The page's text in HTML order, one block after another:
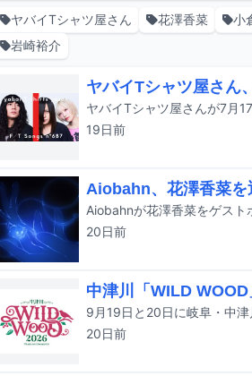
ヤバイTシャツ屋さん 花澤香菜 小
岩崎裕介
ヤバイTシャツ屋さん
19日前
Aiobahn、花澤香菜
20日前
中津川「WILD
20日前